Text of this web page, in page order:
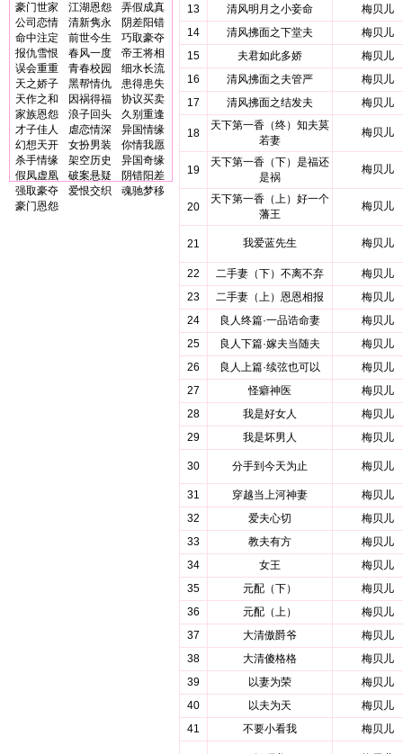
豪门世家
江湖恩怨
弄假成真
公司恋情
清新隽永
阴差阳错
命中注定
前世今生
巧取豪夺
报仇雪恨
春风一度
帝王将相
误会重重
青春校园
细水长流
天之娇子
黑帮情仇
患得患失
天作之和
因祸得福
协议买卖
家族恩怨
浪子回头
久别重逢
才子佳人
虐恋情深
异国情缘
幻想天开
女扮男装
你情我愿
杀手情缘
架空历史
异国奇缘
假凤虚凰
破案悬疑
阴错阳差
强取豪夺
爱恨交织
魂驰梦移
豪门恩怨
13
清风明月之小妾命
梅贝儿
14
清风拂面之下堂夫
梅贝儿
15
夫君如此多娇
梅贝儿
16
清风拂面之夫管严
梅贝儿
17
清风拂面之结发夫 梅贝儿
18
天下第一香（终）知夫莫
若妻
梅贝儿
19
天下第一香（下）是福还
是祸
梅贝儿
20
天下第一香（上）好一个
藩王
梅贝儿
21 我爱蓝先生 梅贝儿
22 二手妻（下）不离不弃
梅贝儿
23
二手妻（上）恩恩相报
梅贝儿
24
良人终篇·一品诰命妻
梅贝儿
25
良人下篇·嫁夫当随夫
梅贝儿
26
良人上篇·续弦也可以
梅贝儿
27
怪癖神医
梅贝儿
28
我是好女人
梅贝儿
29
我是坏男人 梅贝儿
30 分手到今天为止 梅贝儿
31 穿越当上河神妻
梅贝儿
32
爱夫心切
梅贝儿
33
教夫有方
梅贝儿
34
女王
梅贝儿
35
元配（下）
梅贝儿
36
元配（上）
梅贝儿
37
大清傲爵爷
梅贝儿
38
大清傻格格
梅贝儿
39
以妻为荣
梅贝儿
40
以夫为天
梅贝儿
41
不要小看我 梅贝儿